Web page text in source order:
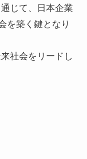
じて、日本企業
を築く鍵となり
社会をリードし